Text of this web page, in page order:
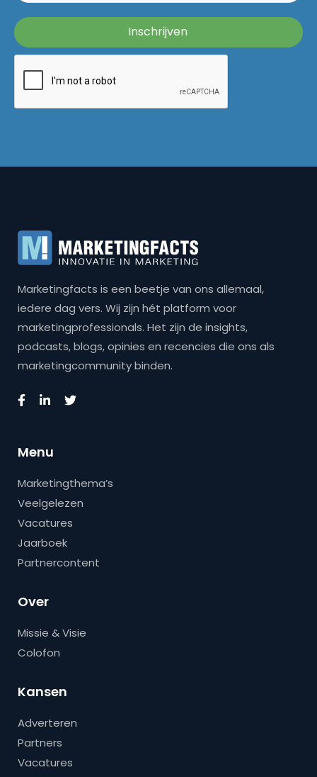
Marketingfacts is een beetje van ons allemaal,
iedere dag vers. Wij zijn hét platform voor
marketingprofessionals. Het zijn de insights,
podcasts, blogs, opinies en recencies die ons als
marketingcommunity binden.
Menu
Marketingthema’s
Veelgelezen
Vacatures
Jaarboek
Partnercontent
Over
Missie & Visie
Colofon
Kansen
Adverteren
Partners
Vacatures